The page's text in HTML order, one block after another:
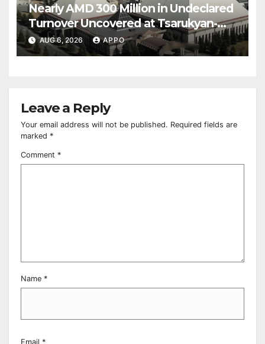
Nearly AMD 300 Million in Undeclared
Turnover Uncovered at Tsarukyan-
Owned Entertainment Center
AUG 6, 2026 APPO
Leave a Reply
Your email address will not be published. Required fields are
marked *
Comment *
Name *
Email *